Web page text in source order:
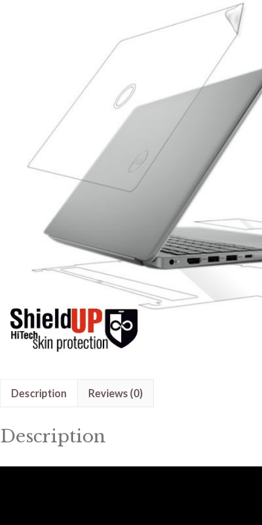
Description Reviews (0)
Description